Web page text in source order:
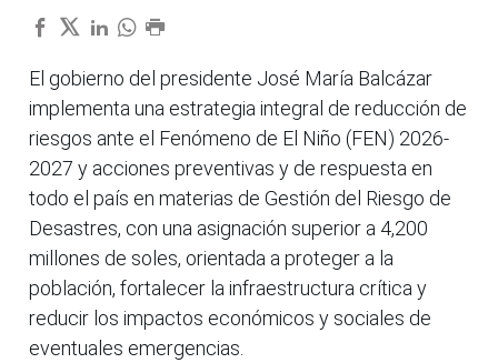
El gobierno del presidente José María Balcázar
implementa una estrategia integral de reducción de
riesgos ante el Fenómeno de El Niño (FEN) 2026-
2027 y acciones preventivas y de respuesta en
todo el país en materias de Gestión del Riesgo de
Desastres, con una asignación superior a 4,200
millones de soles, orientada a proteger a la
población, fortalecer la infraestructura crítica y
reducir los impactos económicos y sociales de
eventuales emergencias.